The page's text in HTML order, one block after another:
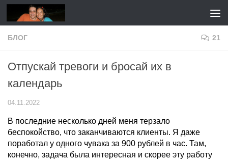
Перейти к содержимому
БЛОГ 21
Отпускай тревоги и бросай их в
календарь
04.11.2022
В последние несколько дней меня терзало
беспокойство, что заканчиваются клиенты. Я даже
поработал у одного чувака за 900 рублей в час. Там,
конечно, задача была интересная и скорее эту работу